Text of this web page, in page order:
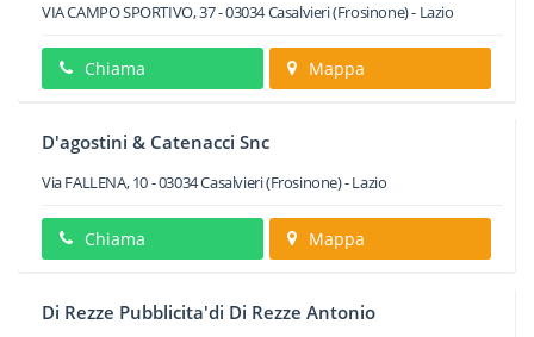
VIA CAMPO SPORTIVO, 37-03034Casalvieri(Frosinone) - Lazio
Chiama Mappa
D'agostini & Catenacci Snc
Via FALLENA, 10-03034Casalvieri(Frosinone) -Lazio
Chiama Mappa
Di Rezze Pubblicita'di Di Rezze Antonio